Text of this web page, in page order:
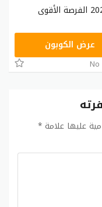
يقدم لك كود تخفيض الركن السويسري 2027 الفرصة الأقوى
عرض الكوبون
عليها علامة *